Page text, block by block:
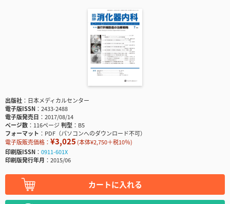
出版社
日本メディカルセンター
電子版ISSN
2433-2488
電子版発売日
2017/08/14
ページ数
116ページ判型
B5
フォーマット
PDF（パソコンへのダウンロード不可）
電子版販売価格： ¥3,025 (本体¥2,750＋税10％)
印刷版ISSN
0911-601X
印刷版発行年月
2015/06
カートに入れる